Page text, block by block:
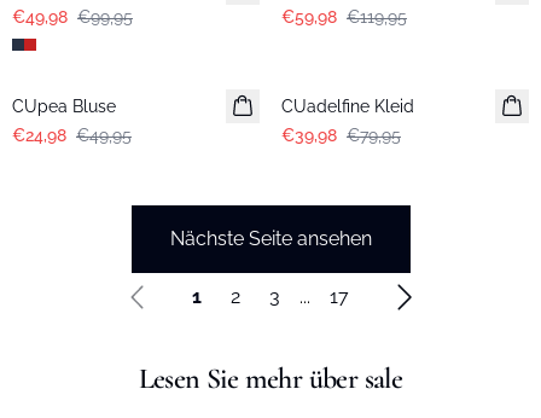
€49,98 €99,95
€59,98 €119,95
-50%
CUpea Bluse
€24,98 €49,95
CUadelfine Kleid
€39,98 €79,95
Nächste Seite ansehen
1 2 3 ... 17
Lesen Sie mehr über sale